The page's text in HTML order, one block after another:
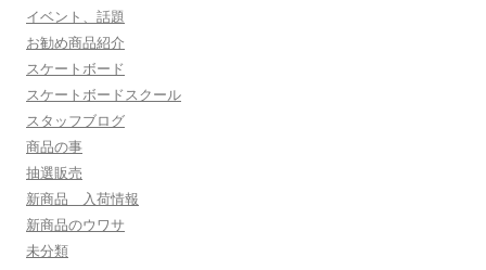
イベント、話題
お勧め商品紹介
スケートボード
スケートボードスクール
スタッフブログ
商品の事
抽選販売
新商品 入荷情報
新商品のウワサ
未分類